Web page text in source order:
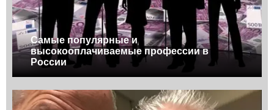
Самые популярные и
высокооплачиваемые профессии в
России